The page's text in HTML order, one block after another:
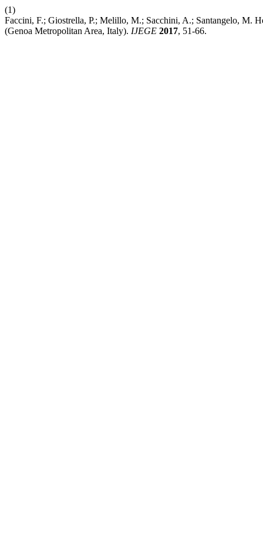
(1)
Faccini, F.; Giostrella, P.; Melillo, M.; Sacchini, A.; Santangelo, M.
(Genoa Metropolitan Area, Italy). IJEGE 2017, 51-66.